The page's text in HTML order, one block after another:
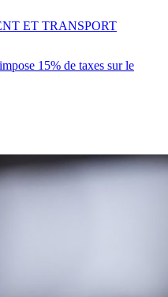
15% de taxes sur le
ET TRANSPORT